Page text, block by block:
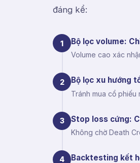
đáng kể:
1 Bộ lọc volume:
Volume cao xác
2 Bộ lọc xu hướng
Tránh mua cổ
3 Stop loss cứng:
Không chờ Death
4 Backtesting kết